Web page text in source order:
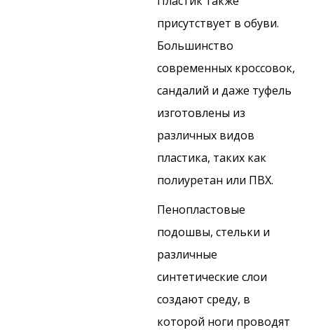
присутствует в обуви.
Большинство
современных кроссовок,
сандалий и даже туфель
изготовлены из
различных видов
пластика, таких как
полиуретан или ПВХ.
Пенопластовые
подошвы, стельки и
различные
синтетические слои
создают среду, в
которой ноги проводят